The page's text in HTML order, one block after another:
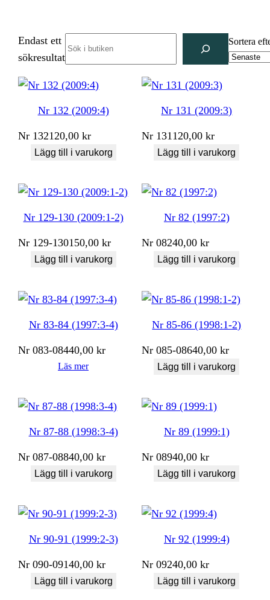
Endast ett
sökresultat
Sortera
Nr 132 (2009:4)
Nr 132120,00kr
Lägg till i varukorg
Nr 131 (2009:3)
Nr 131 120,00kr
Lägg till i varukorg
Nr 129-130 (2009:1-2)
Nr 129-130150,00kr
Lägg till i varukorg
Nr 82 (1997:2)
Nr 08240,00kr
Lägg till i varukorg
Nr 83-84 (1997:3-4)
Nr 083-08440,00kr
Läs mer
Nr 85-86 (1998:1-2)
Nr 085-08640,00kr
Lägg till i varukorg
Nr 87-88 (1998:3-4)
Nr 087-08840,00kr
Lägg till i varukorg
Nr 89 (1999:1)
Nr 08940,00kr
Lägg till i varukorg
Nr 90-91 (1999:2-3)
Nr 090-09140,00kr
Lägg till i varukorg
Nr 92 (1999:4)
Nr 09240,00kr
Lägg till i varukorg